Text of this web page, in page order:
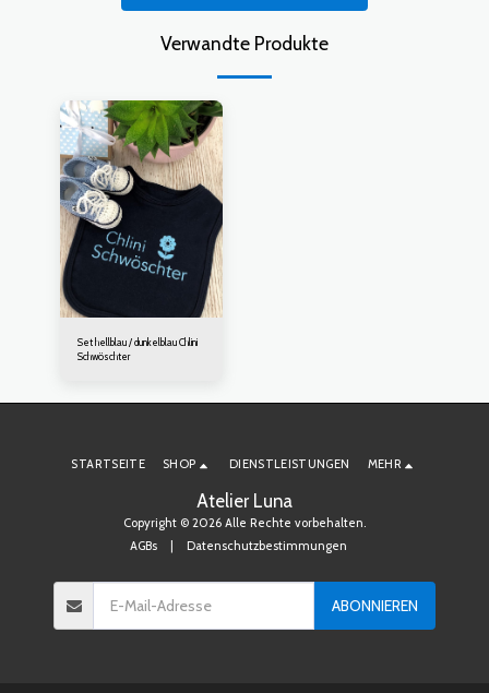
Verwandte Produkte
Set hellblau / dunkelblau Chlini
Schwöschter
Atelier Luna
Copyright © 2026 Alle Rechte vorbehalten.
AGBs| Datenschutzbestimmungen
STARTSEITE SHOP DIENSTLEISTUNGEN MEHR
ABONNIEREN